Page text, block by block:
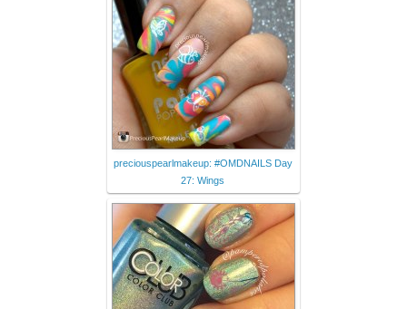
preciouspearlmakeup: #OMDNAILS Day
27: Wings